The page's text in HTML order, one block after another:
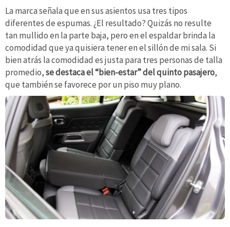
La marca señala que en sus asientos usa tres tipos
diferentes de espumas. ¿El resultado? Quizás no resulte
tan mullido en la parte baja, pero en el espaldar brinda la
comodidad que ya quisiera tener en el sillón de mi sala. Si
bien atrás la comodidad es justa para tres personas de talla
promedio,se destaca el “bien-estar” del quinto pasajero,
que también se favorece por un piso muy plano.